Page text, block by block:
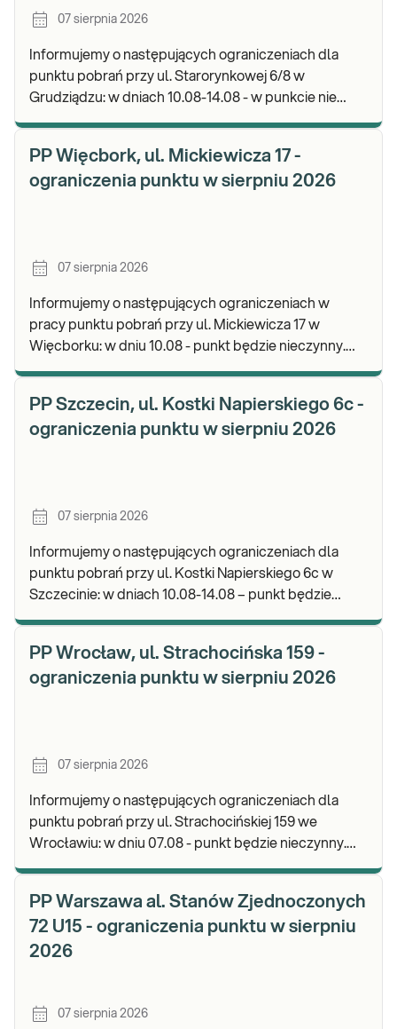
07 sierpnia 2026
Informujemy o następujących ograniczeniach dla
punktu pobrań przy ul. Starorynkowej 6/8 w
Grudziądzu: w dniach 10.08-14.08 - w punkcie nie
PP Więcbork, ul. Mickiewicza 17 -
ograniczenia punktu w sierpniu 2026
07 sierpnia 2026
Informujemy o następujących ograniczeniach w
pracy punktu pobrań przy ul. Mickiewicza 17 w
Więcborku: w dniu 10.08 - punkt będzie nieczynny.
PP Szczecin, ul. Kostki Napierskiego 6c -
ograniczenia punktu w sierpniu 2026
07 sierpnia 2026
Informujemy o następujących ograniczeniach dla
punktu pobrań przy ul. Kostki Napierskiego 6c w
Szczecinie: w dniach 10.08-14.08 – punkt będzie
PP Wrocław, ul. Strachocińska 159 -
ograniczenia punktu w sierpniu 2026
07 sierpnia 2026
Informujemy o następujących ograniczeniach dla
punktu pobrań przy ul. Strachocińskiej 159 we
Wrocławiu: w dniu 07.08 - punkt będzie nieczynny.
PP Warszawa al. Stanów Zjednoczonych
72 U15 - ograniczenia punktu w sierpniu
2026
07 sierpnia 2026